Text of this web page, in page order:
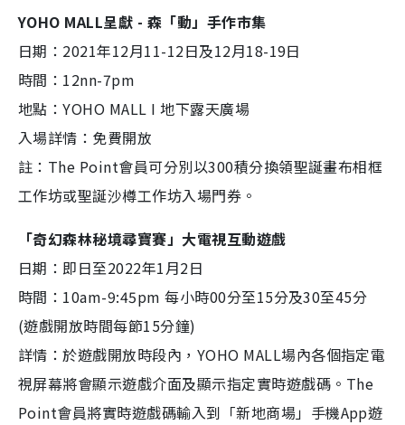
YOHO MALL呈獻 - 森「動」手作市集
日期：2021年12月11-12日及12月18-19日
時間：12nn-7pm
地點：YOHO MALL I 地下露天廣場
入場詳情：免費開放
註：The Point會員可分別以300積分換領聖誕畫布相框
工作坊或聖誕沙樽工作坊入場門券。
「奇幻森林秘境尋寶賽」大電視互動遊戲
日期：即日至2022年1月2日
時間：10am-9:45pm 每小時00分至15分及30至45分
(遊戲開放時間每節15分鐘)
詳情：於遊戲開放時段內，YOHO MALL場內各個指定電
視屏幕將會顯示遊戲介面及顯示指定實時遊戲碼。The
Point會員將實時遊戲碼輸入到「新地商場」手機App遊